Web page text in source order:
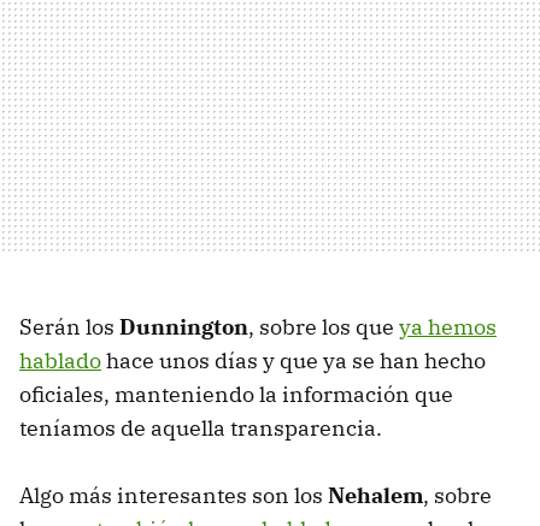
Serán los Dunnington, sobre los que ya hemos
habladohace unos días y que ya se han hecho
oficiales, manteniendo la información que
teníamos de aquella transparencia.
Algo más interesantes son los Nehalem, sobre